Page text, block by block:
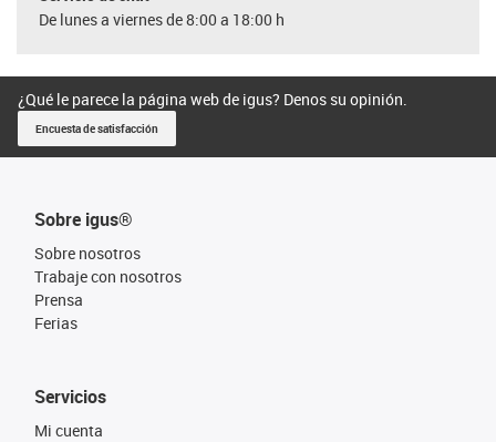
De lunes a viernes de 8:00 a 18:00 h
¿Qué le parece la página web de igus? Denos su opinión.
Encuesta de satisfacción
Sobre igus®
Sobre nosotros
Trabaje con nosotros
Prensa
Ferias
Servicios
Mi cuenta